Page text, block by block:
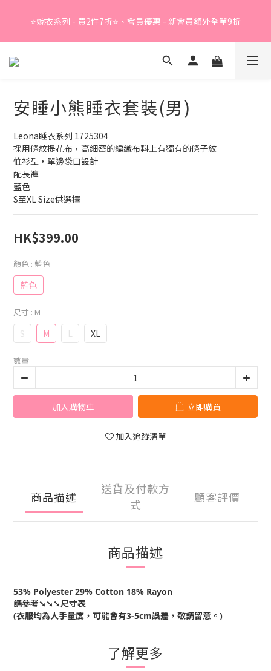
⭐嫁衣系列 - 買2件7折⭐、會員優惠 - 新會員額外全單9折
Summer Sale - 精選睡衣買2件折❤️
安睡小熊睡衣套裝(男)
Leona睡衣系列 1725304
採用條紋提花布，高細密的編織布料上有獨有的條子紋
恤衫型，單邊袋口設計
配長褲
藍色
S至XL Size供選擇
HK$399.00
顏色 : 藍色
藍色
尺寸 : M
S M L XL
數量
加入購物車 立即購買
加入追蹤清單
商品描述
送貨及付款方
式
顧客評價
商品描述
53% Polyester 29% Cotton 18% Rayon
請參考➘➘➘尺寸表
(衣服均為人手量度，可能會有3-5cm誤差，敬請留意。)
了解更多